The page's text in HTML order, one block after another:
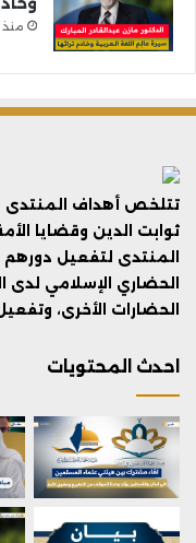
تتلخص أهداف
ثوابت الدين وقضايا
المنتدى لتفعيل
الحضاري الإسلامي
الحضارات الأخرى،
احدث المحتويات